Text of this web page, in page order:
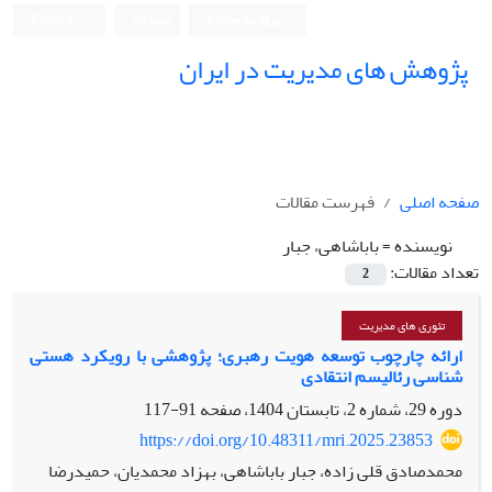
پژوهش های مدیریت در ایران
صفحه اصلی
فهرست مقالات
نویسنده =باباشاهی، جبار
تعداد مقالات:
2
تئوری های مدیریت
ارائه چارچوب توسعه هویت رهبری؛ پژوهشی با رویکرد هستی
شناسی رئالیسم انتقادی
دوره 29، شماره 2، تابستان 1404، صفحه
91-117
https://doi.org/10.48311/mri.2025.23853
محمدصادق قلی زاده، جبار باباشاهی، بهزاد محمدیان، حمیدرضا